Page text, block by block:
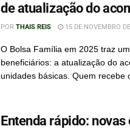
de atualização do
POR THAIS REIS 15 DE NOVEMBRO
O Bolsa Família em 2025 traz
beneficiários: a atualização do
unidades básicas. Quem recebe
Entenda rápido: